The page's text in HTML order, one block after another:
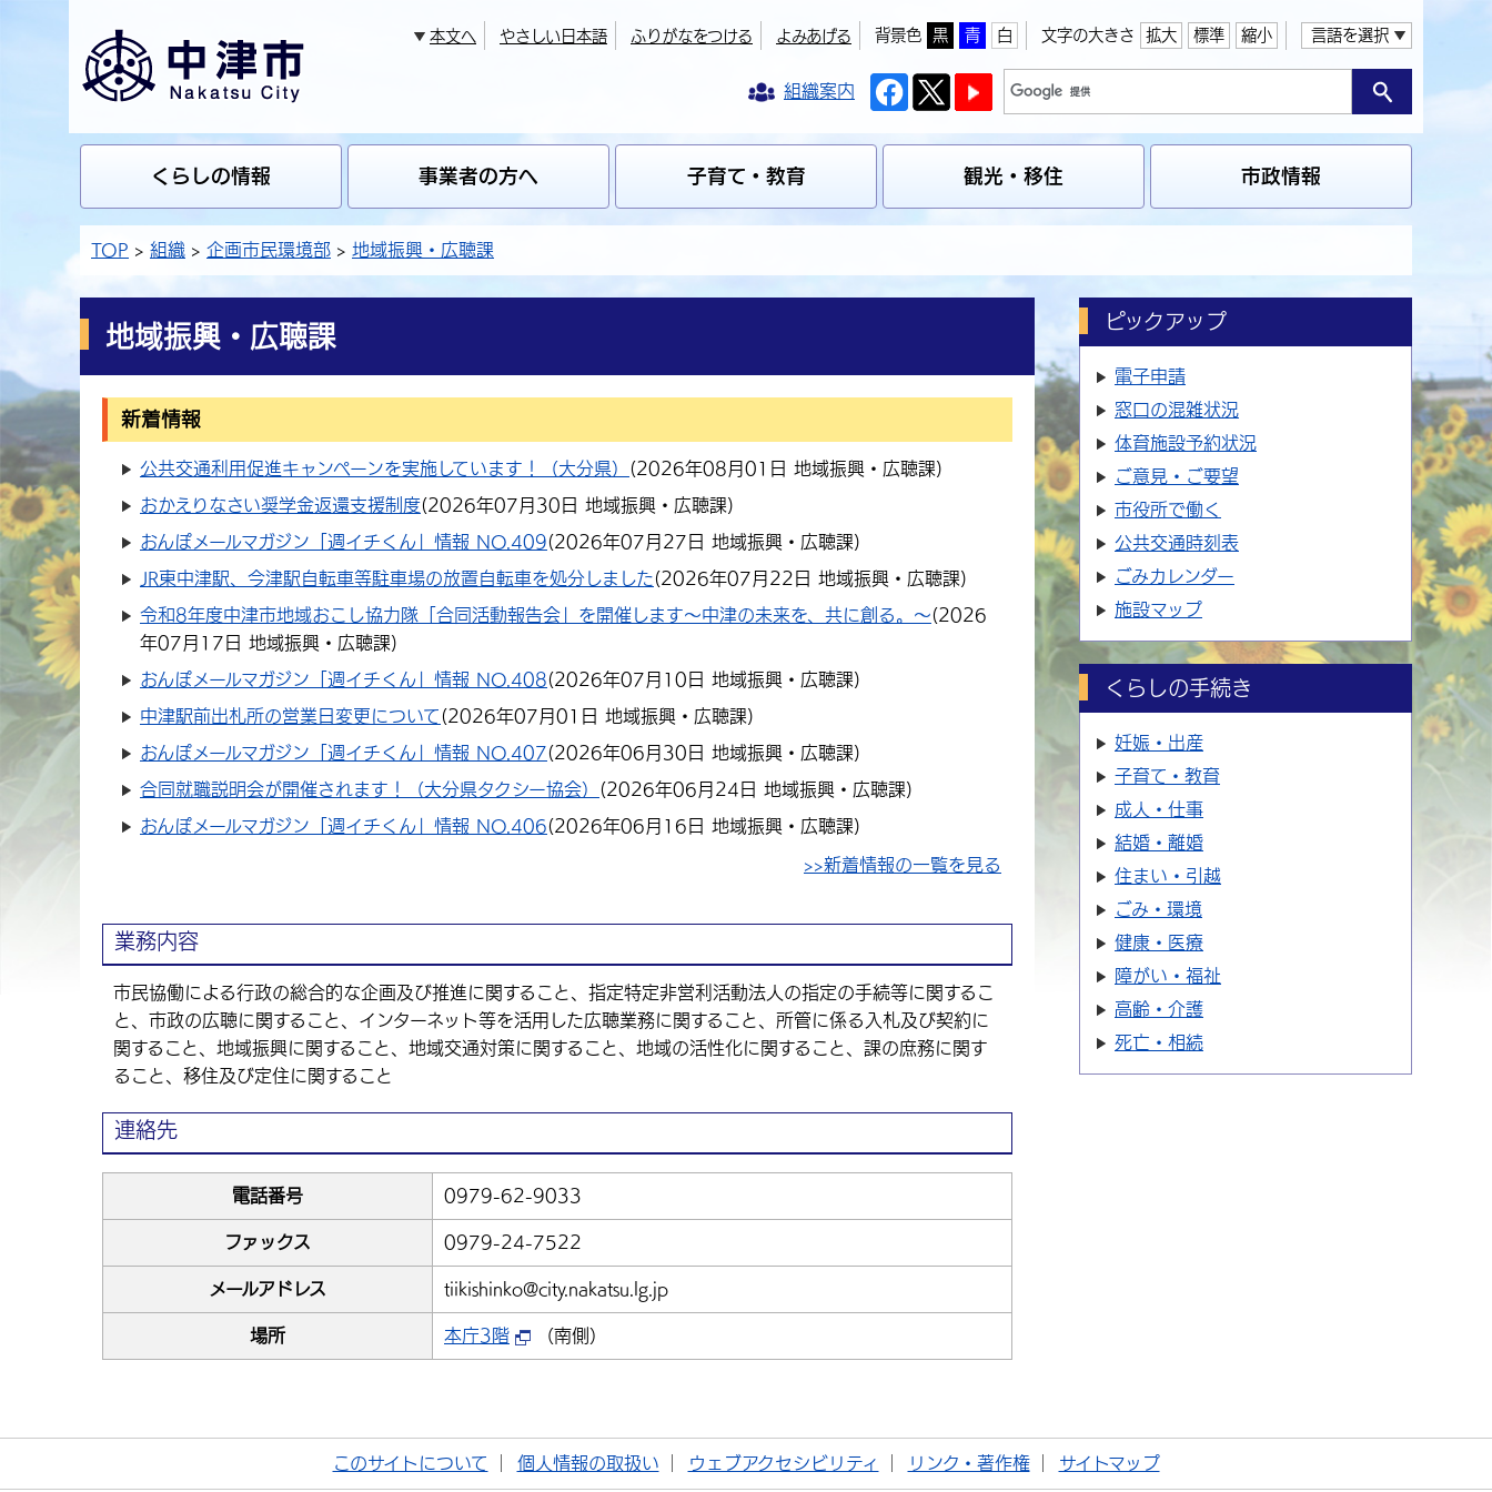
本文へ やさしい日本語 ふりがなをつける よみあげる 背景色 黒 青 白 文字の大きさ 拡大 標準 縮小 言語を選択
組織案内
くらしの情報 事業者の方へ 子育て・教育 観光・移住 市政情報
TOP 組織 企画市民環境部 地域振興・広聴課
地域振興・広聴課
新着情報
公共交通利用促進キャンペーンを実施しています！（大分県） (2026年08月01日 地域振興・広聴課)
おかえりなさい奨学金返還支援制度(2026年07月30日 地域振興・広聴課)
おんぽメールマガジン「週イチくん」情報 NO.409(2026年07月27日 地域振興・広聴課)
JR東中津駅、今津駅自転車等駐車場の放置自転車を処分しました(2026年07月22日 地域振興・広聴課)
令和8年度中津市地域おこし協力隊「合同活動報告会」を開催します〜中津の未来を、共に創る。〜(2026
年07月17日 地域振興・広聴課)
おんぽメールマガジン「週イチくん」情報 NO.408(2026年07月10日 地域振興・広聴課)
中津駅前出札所の営業日変更について (2026年07月01日 地域振興・広聴課)
おんぽメールマガジン「週イチくん」情報 NO.407(2026年06月30日 地域振興・広聴課)
合同就職説明会が開催されます！（大分県タクシー協会） (2026年06月24日 地域振興・広聴課)
おんぽメールマガジン「週イチくん」情報 NO.406(2026年06月16日 地域振興・広聴課)
>>新着情報の一覧を見る
業務内容
市民協働による行政の総合的な企画及び推進に関すること、指定特定非営利活動法人の指定の手続等に関するこ
と、市政の広聴に関すること、インターネット等を活用した広聴業務に関すること、所管に係る入札及び契約に
関すること、地域振興に関すること、地域交通対策に関すること、地域の活性化に関すること、課の庶務に関す
ること、移住及び定住に関すること
連絡先
電話番号 0979-62-9033
ファックス 0979-24-7522
メールアドレス tiikishinko@city.nakatsu.lg.jp
場所 本庁3階 （南側）
ピックアップ
電子申請
窓口の混雑状況
体育施設予約状況
ご意見・ご要望
市役所で働く
公共交通時刻表
ごみカレンダー
施設マップ
くらしの手続き
妊娠・出産
子育て・教育
成人・仕事
結婚・離婚
住まい・引越
ごみ・環境
健康・医療
障がい・福祉
高齢・介護
死亡・相続
このサイトについて 個人情報の取扱い ウェブアクセシビリティ リンク・著作権 サイトマップ